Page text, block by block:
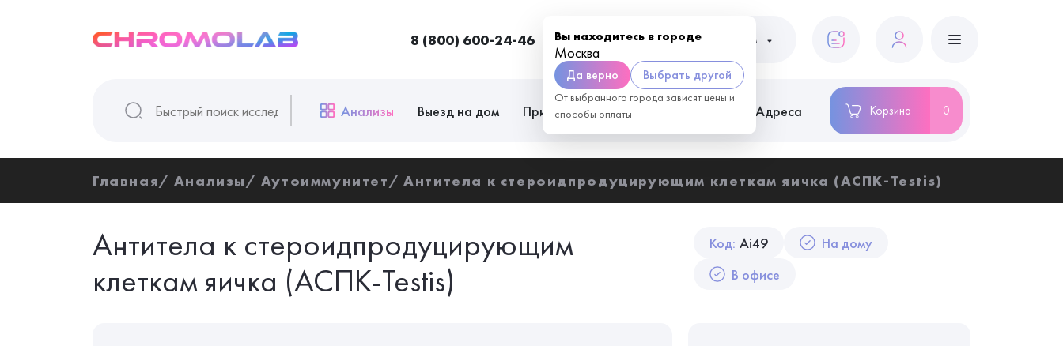
8 (800) 600-24-46 Вы находитесь в городе
Москва
Да верно Выбрать другой
От выбранного города зависят цены и
способы оплаты
Москва Пациентам
Анализы Выезд на дом Приём врачей Адреса Корзина 0
Главная Анализы Аутоиммунитет Антитела к стероидпродуцирующим клеткам яичка (АСПК-Testis)
Код: Ai49
На дому
В офисе
Антитела к стероидпродуцирующим
клеткам яичка (АСПК-Testis)